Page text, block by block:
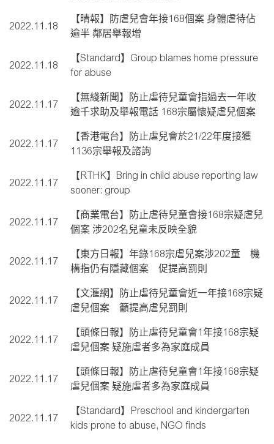
2022.11.18
【晴報】防虐兒會年接168個案 身體虐待佔
逾半 鄰居舉報增
2022.11.18
【Standard】Group blames home pressure
for abuse
2022.11.17
【無綫新聞】防止虐待兒童會指過去一年收
逾千求助及舉報電話 168宗屬懷疑虐兒個案
2022.11.17
【香港電台】防止虐兒會於21/22年度接獲
1136宗舉報及諮詢
2022.11.17
【RTHK】Bring in child abuse reporting law
sooner: group
2022.11.17
【商業電台】防止虐待兒童會接168宗疑虐兒
個案 涉202名兒童未反映全貌
2022.11.17
【東方日報】年錄168宗虐兒案涉202童 機
構指仍有隱藏個案 促提高罰則
2022.11.17
【文滙網】防止虐待兒童會近一年接168宗疑
虐兒個案 籲提高虐兒罰則
2022.11.17
【頭條日報】防止虐待兒童會1年接168宗疑
虐兒個案 疑施虐者多為家庭成員
2022.11.17
【頭條日報】防止虐待兒童會1年接168宗疑
虐兒個案 疑施虐者多為家庭成員
2022.11.17
【Standard】Preschool and kindergarten
kids prone to abuse, NGO finds